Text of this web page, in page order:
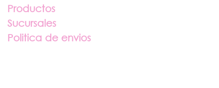
Productos
Sucursales
Politica de envios